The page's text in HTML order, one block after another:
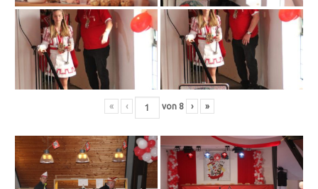
« ‹ von 8 › »